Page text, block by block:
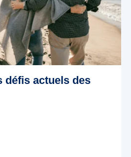
défis actuels des